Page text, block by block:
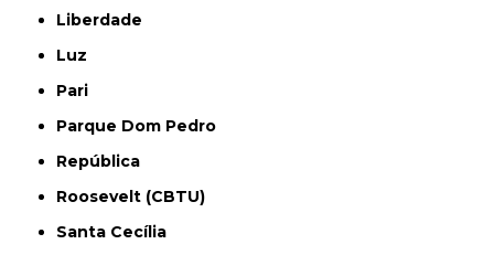
Liberdade
Luz
Pari
Parque Dom Pedro
República
Roosevelt (CBTU)
Santa Cecília